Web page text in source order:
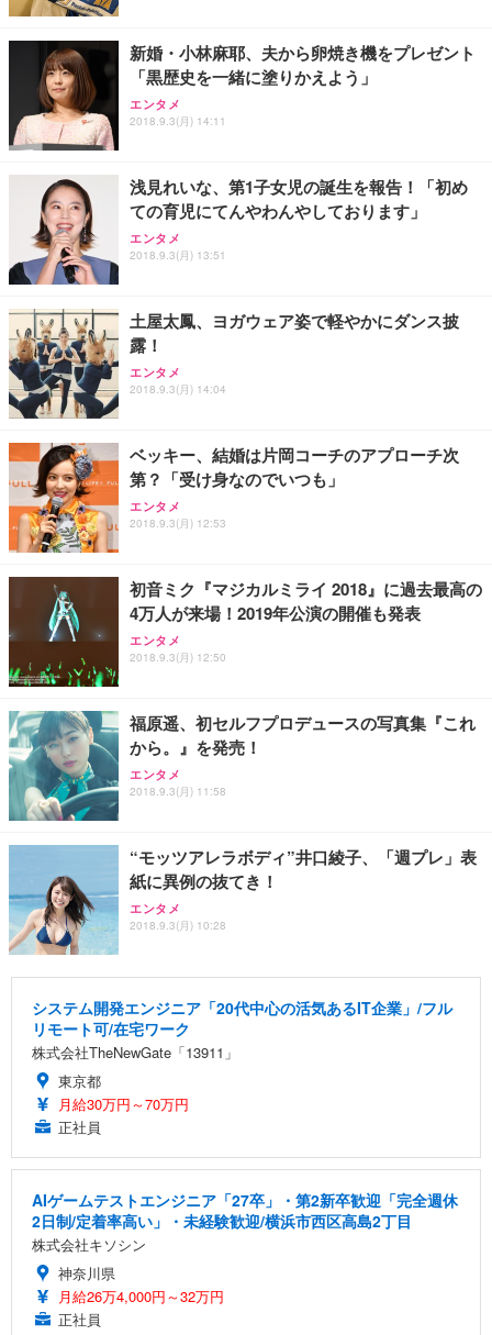
新婚・小林麻耶、夫から卵焼き機をプレゼント
「黒歴史を一緒に塗りかえよう」
エンタメ
2018.9.3(月) 14:11
浅見れいな、第1子女児の誕生を報告！「初め
ての育児にてんやわんやしております」
エンタメ
2018.9.3(月) 13:51
土屋太鳳、ヨガウェア姿で軽やかにダンス披
露！
エンタメ
2018.9.3(月) 14:04
ベッキー、結婚は片岡コーチのアプローチ次
第？「受け身なのでいつも」
エンタメ
2018.9.3(月) 12:53
初音ミク『マジカルミライ 2018』に過去最高の
4万人が来場！2019年公演の開催も発表
エンタメ
2018.9.3(月) 12:50
福原遥、初セルフプロデュースの写真集『これ
から。』を発売！
エンタメ
2018.9.3(月) 11:58
“モッツアレラボディ”井口綾子、「週プレ」表
紙に異例の抜てき！
エンタメ
2018.9.3(月) 10:28
システム開発エンジニア「20代中心の活気あるIT企業」/フル
リモート可/在宅ワーク
株式会社TheNewGate「13911」
東京都
月給30万円～70万円
正社員
AIゲームテストエンジニア「27卒」・第2新卒歓迎「完全週休
2日制/定着率高い」・未経験歓迎/横浜市西区高島2丁目
株式会社キソシン
神奈川県
月給26万4,000円～32万円
正社員